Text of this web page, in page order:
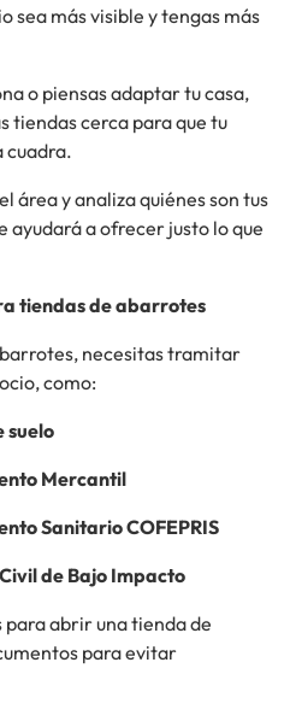
sea más visible y tengas más
o piensas adaptar tu casa,
tiendascerca para que tu
cuadra.
área y analiza quiénes son tus
ayudará a ofrecer justo lo que
tiendas de abarrotes
, necesitas tramitar
, como:
suelo
Mercantil
Sanitario COFEPRIS
de Bajo Impacto
para abrir una tienda de
para evitar